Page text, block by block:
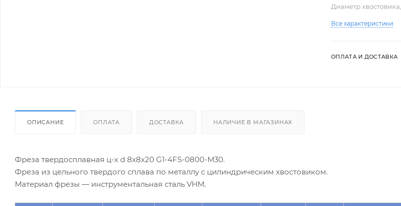
Диаметр
Все характеристики
ОПЛАТА И ДОСТАВКА
ОПИСАНИЕ ОПЛАТА ДОСТАВКА НАЛИЧИЕ В МАГАЗИНАХ
Фреза твердосплавная ц-х d 8х8х20 G1-4FS-0800-M30.
Фреза из цельного твердого сплава по металлу с цилиндрическим хвостовиком.
Материал фрезы — инструментальная сталь VHM.